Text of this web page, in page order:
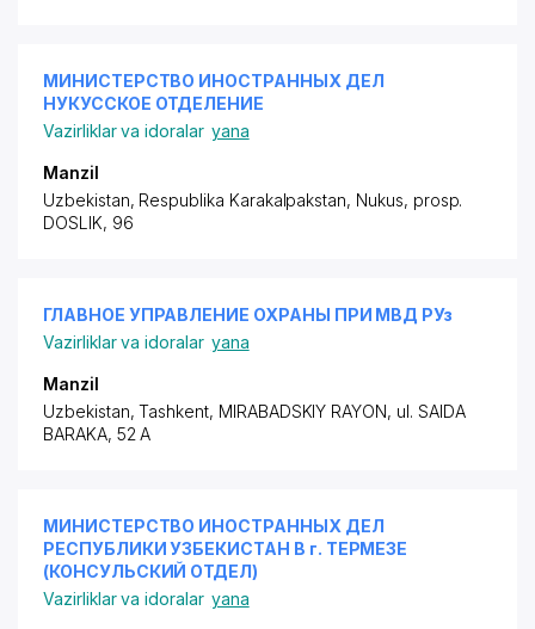
МИНИСТЕРСТВО ИНОСТРАННЫХ ДЕЛ
НУКУССКОЕ ОТДЕЛЕНИЕ
Vazirliklar va idoralar yana
Manzil
Uzbekistan, Respublika Karakalpakstan, Nukus, prosp.
DOSLIK, 96
ГЛАВНОЕ УПРАВЛЕНИЕ ОХРАНЫ ПРИ МВД РУз
Vazirliklar va idoralar yana
Manzil
Uzbekistan, Tashkent, MIRABADSKIY RAYON, ul. SAIDA
BARAKA, 52 A
МИНИСТЕРСТВО ИНОСТРАННЫХ ДЕЛ
РЕСПУБЛИКИ УЗБЕКИСТАН В г. ТЕРМЕЗЕ
(КОНСУЛЬСКИЙ ОТДЕЛ)
Vazirliklar va idoralar yana